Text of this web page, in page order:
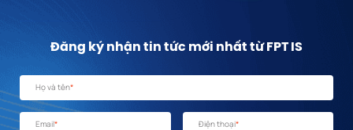
Đăng ký nhận tin tức mới nhất từ FPT IS
Họ và tên*
Email* Điện thoại*